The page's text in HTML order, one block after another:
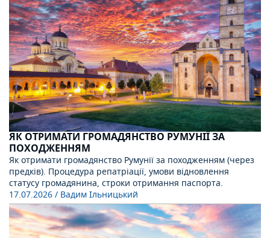
ЯК ОТРИМАТИ ГРОМАДЯНСТВО РУМУНІЇ ЗА
ПОХОДЖЕННЯМ
Як отримати громадянство Румунії за походженням (через
предків). Процедура репатріації, умови відновлення
статусу громадянина, строки отримання паспорта.
17.07.2026/ Вадим Ільницький